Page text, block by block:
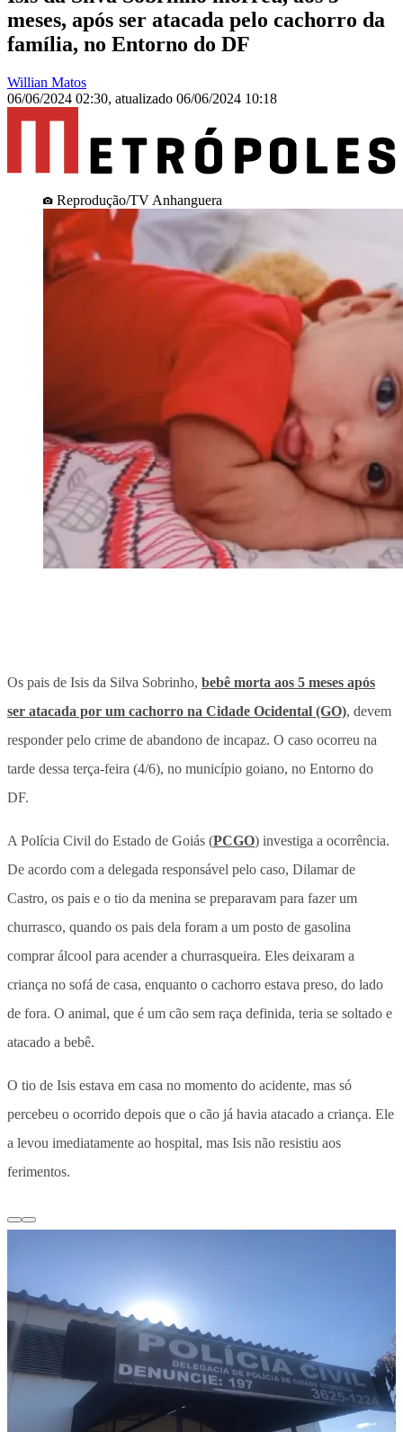
meses, após ser atacada pelo cachorro da
família, no Entorno do DF
Willian Matos
06/06/2024 02:30, atualizado 06/06/2024 10:18
Reprodução/TV Anhanguera
Os pais de Isis da Silva Sobrinho, bebê morta aos 5 meses após
ser atacada por um cachorro na Cidade Ocidental (GO), devem
responder pelo crime de abandono de incapaz. O caso ocorreu na
tarde dessa terça-feira (4/6), no município goiano, no Entorno do
DF.
A Polícia Civil do Estado de Goiás (PCGO) investiga a ocorrência.
De acordo com a delegada responsável pelo caso, Dilamar de
Castro, os pais e o tio da menina se preparavam para fazer um
churrasco, quando os pais dela foram a um posto de gasolina
comprar álcool para acender a churrasqueira. Eles deixaram a
criança no sofá de casa, enquanto o cachorro estava preso, do lado
de fora. O animal, que é um cão sem raça definida, teria se soltado e
atacado a bebê.
O tio de Isis estava em casa no momento do acidente, mas só
percebeu o ocorrido depois que o cão já havia atacado a criança. Ele
a levou imediatamente ao hospital, mas Isis não resistiu aos
ferimentos.